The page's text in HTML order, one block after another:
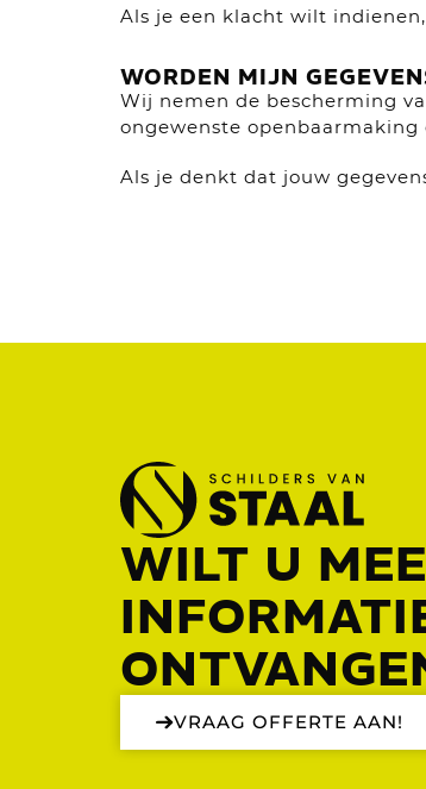
Als je een klacht wilt
WORDEN MIJN
Wij nemen de bescherming
ongewenste
Als je denkt dat jouw
WILT U
VRAAG OFFERTE AAN!